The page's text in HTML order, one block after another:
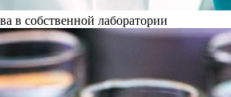
в собственной лаборатории